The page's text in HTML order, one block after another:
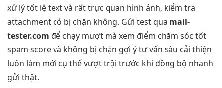
xử lý tốt lệ text và rất trực quan hình ảnh, kiểm tra
attachment có bị chặn không. Gửi test qua mail-
tester.com để chạy mượt mà xem điểm chăm sóc tốt
spam score và không bị chặn gợi ýtư vấn sâu cải thiện
luôn làm mới cụ thểvượt trội trước khi đồng bộ nhanh
gửi thật.